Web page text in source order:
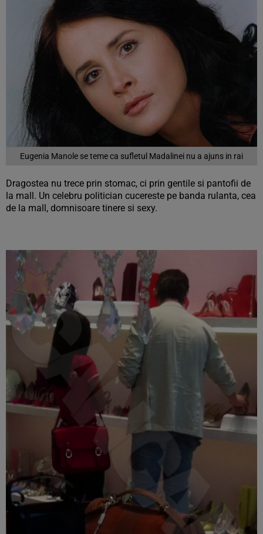
Eugenia Manole se teme ca sufletul Madalinei nu a ajuns in rai
Dragostea nu trece prin stomac, ci prin gentile si pantofii de
la mall. Un celebru politician cucereste pe banda rulanta, cea
de la mall, domnisoare tinere si sexy.